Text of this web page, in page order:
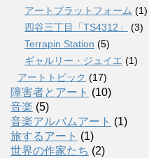
アートプラットフォーム (1)
四谷三丁目「TS4312」
(3)
Terrapin Station (5)
ギャルリー・ジュイエ (1)
アートトピック (17)
障害者とアート (10)
音楽 (5)
音楽アルバムアート (1)
旅するアート (1)
世界の作家たち (2)